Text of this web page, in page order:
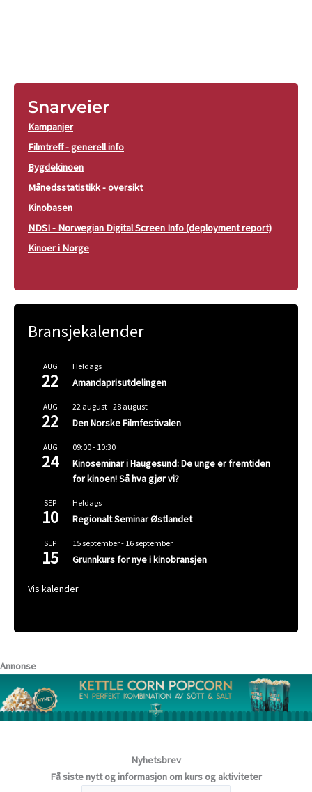
Snarveier
Kampanjer
Filmtreff - generell info
Bygdekinoen
Månedsstatistikk - oversikt
Kinobasen
NDSI - Norwegian Digital Screen Info (deployment report)
Kinoer i Norge
Bransjekalender
AUG
22
Heldags
Amandaprisutdelingen
AUG
22
22 august-28 august
Den Norske Filmfestivalen
AUG
24
09:00- 10:30
Kinoseminar i Haugesund: De unge er fremtiden
for kinoen! Så hva gjør vi?
SEP
10
Heldags
Regionalt Seminar Østlandet
SEP
15
15 september- 16 september
Grunnkurs for nye i kinobransjen
Vis kalender
Annonse
Nyhetsbrev
Få siste nytt og informasjon om kurs og aktiviteter